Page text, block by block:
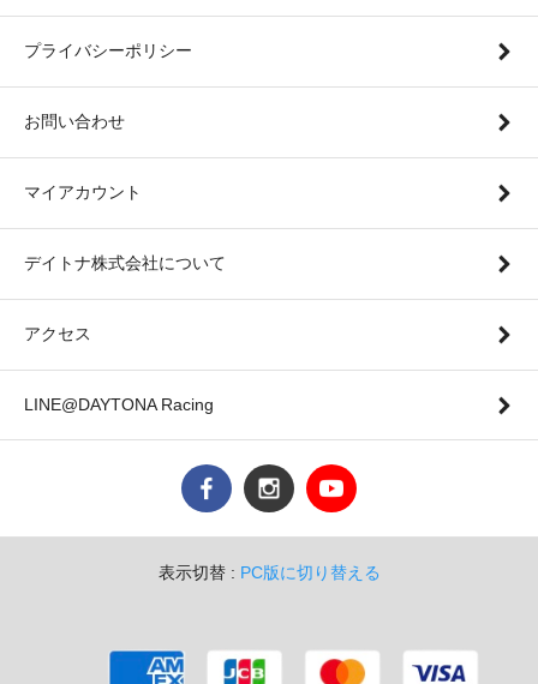
プライバシーポリシー
お問い合わせ
マイアカウント
デイトナ株式会社について
アクセス
LINE@DAYTONA Racing
表示切替 : PC版に切り替える